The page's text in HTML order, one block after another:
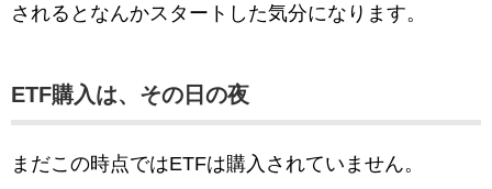
されるとなんかスタートした気分になります。
ETF購入は、その日の夜
まだこの時点ではETFは購入されていません。